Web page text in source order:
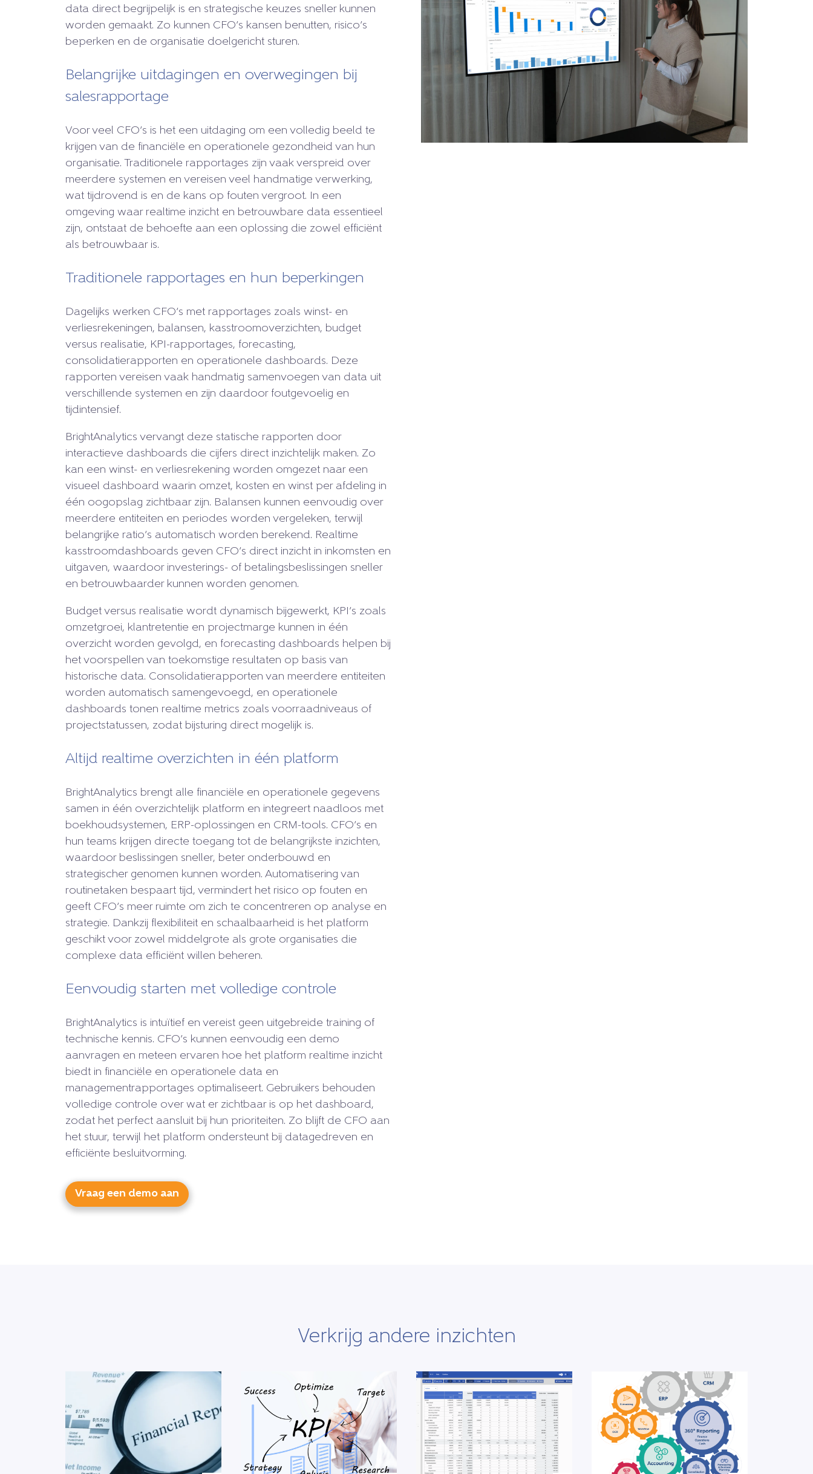
data direct begrijpelijk is en strategische keuzes sneller kunnen
worden gemaakt. Zo kunnen CFO’s kansen benutten, risico’s
beperken en de organisatie doelgericht sturen.
Belangrijke uitdagingen en overwegingen bij
salesrapportage
Voor veel CFO’s is het een uitdaging om een volledig beeld te
krijgen van de financiële en operationele gezondheid van hun
organisatie. Traditionele rapportages zijn vaak verspreid over
meerdere systemen en vereisen veel handmatige verwerking,
wat tijdrovend is en de kans op fouten vergroot. In een
omgeving waar realtime inzicht en betrouwbare data essentieel
zijn, ontstaat de behoefte aan een oplossing die zowel efficiënt
als betrouwbaar is.
Traditionele rapportages en hun beperkingen
Dagelijks werken CFO’s met rapportages zoals winst- en
verliesrekeningen, balansen, kasstroomoverzichten, budget
versus realisatie, KPI-rapportages, forecasting,
consolidatierapporten en operationele dashboards. Deze
rapporten vereisen vaak handmatig samenvoegen van data uit
verschillende systemen en zijn daardoor foutgevoelig en
tijdintensief.
BrightAnalytics vervangt deze statische rapporten door
interactieve dashboards die cijfers direct inzichtelijk maken. Zo
kan een winst- en verliesrekening worden omgezet naar een
visueel dashboard waarin omzet, kosten en winst per afdeling in
één oogopslag zichtbaar zijn. Balansen kunnen eenvoudig over
meerdere entiteiten en periodes worden vergeleken, terwijl
belangrijke ratio’s automatisch worden berekend. Realtime
kasstroomdashboards geven CFO’s direct inzicht in inkomsten en
uitgaven, waardoor investerings- of betalingsbeslissingen sneller
en betrouwbaarder kunnen worden genomen.
Budget versus realisatie wordt dynamisch bijgewerkt, KPI’s zoals
omzetgroei, klantretentie en projectmarge kunnen in één
overzicht worden gevolgd, en forecasting dashboards helpen bij
het voorspellen van toekomstige resultaten op basis van
historische data. Consolidatierapporten van meerdere entiteiten
worden automatisch samengevoegd, en operationele
dashboards tonen realtime metrics zoals voorraadniveaus of
projectstatussen, zodat bijsturing direct mogelijk is.
Altijd realtime overzichten in één platform
BrightAnalytics brengt alle financiële en operationele gegevens
samen in één overzichtelijk platform en integreert naadloos met
boekhoudsystemen, ERP-oplossingen en CRM-tools. CFO’s en
hun teams krijgen directe toegang tot de belangrijkste inzichten,
waardoor beslissingen sneller, beter onderbouwd en
strategischer genomen kunnen worden. Automatisering van
routinetaken bespaart tijd, vermindert het risico op fouten en
geeft CFO’s meer ruimte om zich te concentreren op analyse en
strategie. Dankzij flexibiliteit en schaalbaarheid is het platform
geschikt voor zowel middelgrote als grote organisaties die
complexe data efficiënt willen beheren.
Eenvoudig starten met volledige controle
BrightAnalytics is intuïtief en vereist geen uitgebreide training of
technische kennis. CFO’s kunnen eenvoudig een demo
aanvragen en meteen ervaren hoe het platform realtime inzicht
biedt in financiële en operationele data en
managementrapportages optimaliseert. Gebruikers behouden
volledige controle over wat er zichtbaar is op het dashboard,
zodat het perfect aansluit bij hun prioriteiten. Zo blijft de CFO aan
het stuur, terwijl het platform ondersteunt bij datagedreven en
efficiënte besluitvorming.
Vraag een demo aan
Verkrijg andere inzichten